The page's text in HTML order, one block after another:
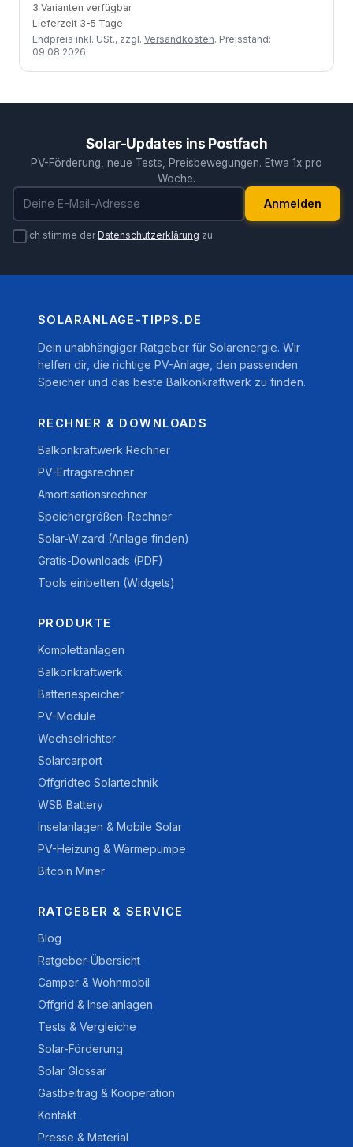
3 Varianten verfügbar
Lieferzeit 3-5 Tage
Endpreis inkl. USt., zzgl. Versandkosten. Preisstand:
09.08.2026.
Solar-Updates ins Postfach
PV-Förderung, neue Tests, Preisbewegungen. Etwa 1x pro
Woche.
E-Mail-Adresse
Anmelden
Ich stimme derDatenschutzerklärung zu.
SOLARANLAGE-TIPPS.DE
Dein unabhängiger Ratgeber für Solarenergie. Wir
helfen dir, die richtige PV-Anlage, den passenden
Speicher und das beste Balkonkraftwerk zu finden.
RECHNER & DOWNLOADS
Balkonkraftwerk Rechner
PV-Ertragsrechner
Amortisationsrechner
Speichergrößen-Rechner
Solar-Wizard (Anlage finden)
Gratis-Downloads (PDF)
Tools einbetten (Widgets)
PRODUKTE
Komplettanlagen
Balkonkraftwerk
Batteriespeicher
PV-Module
Wechselrichter
Solarcarport
Offgridtec Solartechnik
WSB Battery
Inselanlagen & Mobile Solar
PV-Heizung & Wärmepumpe
Bitcoin Miner
RATGEBER & SERVICE
Blog
Ratgeber-Übersicht
Camper & Wohnmobil
Offgrid & Inselanlagen
Tests & Vergleiche
Solar-Förderung
Solar Glossar
Gastbeitrag & Kooperation
Kontakt
Presse & Material